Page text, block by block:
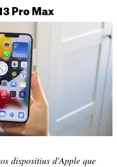
Pro Max
dispositius d'Apple que